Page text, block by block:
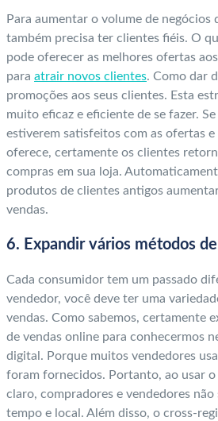
Para aumentar o volume de negócios
também precisa ter clientes fiéis. O
pode oferecer as melhores ofertas
para atrair novos clientes. Como dar
promoções aos seus clientes. Esta
muito eficaz e eficiente de se fazer.
estiverem satisfeitos com as ofertas e
oferece, certamente os clientes
compras em sua loja.
produtos de clientes antigos
vendas.
6. Expandir vários métodos
Cada consumidor tem um passado
vendedor, você deve ter uma
vendas. Como sabemos, certamente
de vendas online para conhecermos
digital. Porque muitos vendedores
foram fornecidos. Portanto, ao usar
claro, compradores e vendedores
tempo e local. Além disso, o cross-